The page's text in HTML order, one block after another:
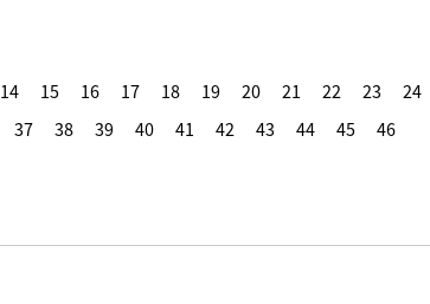
14 15 16 17 18 19 20 21 22 23
24
37 38 39 40 41 42 43 44 45
46